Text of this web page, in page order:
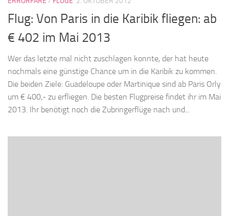
Flug: Von Paris in die Karibik fliegen: ab
€ 402 im Mai 2013
Wer das letzte mal nicht zuschlagen konnte, der hat heute
nochmals eine günstige Chance um in die Karibik zu kommen.
Die beiden Ziele: Guadeloupe oder Martinique sind ab Paris Orly
um € 400,- zu erfliegen. Die besten Flugpreise findet ihr im Mai
2013. Ihr benötigt noch die Zubringerflüge nach und...